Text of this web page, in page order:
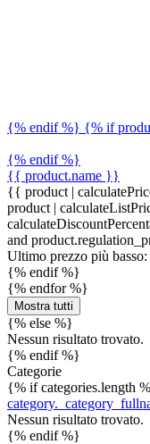
{% endif %} {% if
{% endif %}
{{ product.name }}
{{ product |
product |
and
Ultimo prezzo più basso:
{% endif %}
{% endfor %}
Mostra tutti
{% else %}
Nessun risultato trovato.
{% endif %}
Categorie
{% if categories.length
Nessun risultato trovato.
{% endif %}